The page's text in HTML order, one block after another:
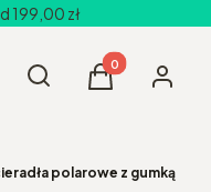
199,00 zł
Otwórz wyszukiwarkę
Szukaj Produkty w
Koszyk Zaloguj
polarowe z gumką